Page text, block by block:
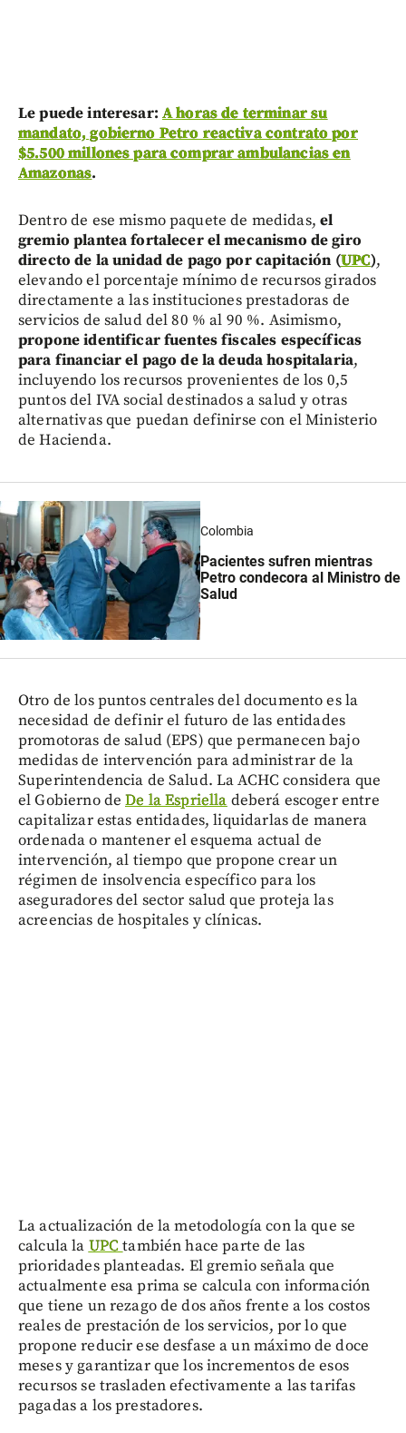
Le puede interesar: A horas de terminar su
mandato, gobierno Petro reactiva contrato por
$5.500 millones para comprar ambulancias en
Amazonas.
Dentro de ese mismo paquete de medidas, el
gremio plantea fortalecer el mecanismo de giro
directo de la unidad de pago por capitación (UPC),
elevando el porcentaje mínimo de recursos girados
directamente a las instituciones prestadoras de
servicios de salud del 80 % al 90 %. Asimismo,
propone identificar fuentes fiscales específicas
para financiar el pago de la deuda hospitalaria,
incluyendo los recursos provenientes de los 0,5
puntos del IVA social destinados a salud y otras
alternativas que puedan definirse con el Ministerio
de Hacienda.
Colombia
Pacientes sufren mientras
Petro condecora al Ministro de
Salud
Otro de los puntos centrales del documento es la
necesidad de definir el futuro de las entidades
promotoras de salud (EPS) que permanecen bajo
medidas de intervención para administrar de la
Superintendencia de Salud. La ACHC considera que
el Gobierno deDe la Espriella deberá escoger entre
capitalizar estas entidades, liquidarlas de manera
ordenada o mantener el esquema actual de
intervención, al tiempo que propone crear un
régimen de insolvencia específico para los
aseguradores del sector salud que proteja las
acreencias de hospitales y clínicas.
La actualización de la metodología con la que se
calcula la UPCtambién hace parte de las
prioridades planteadas. El gremio señala que
actualmente esa prima se calcula con información
que tiene un rezago de dos años frente a los costos
reales de prestación de los servicios, por lo que
propone reducir ese desfase a un máximo de doce
meses y garantizar que los incrementos de esos
recursos se trasladen efectivamente a las tarifas
pagadas a los prestadores.